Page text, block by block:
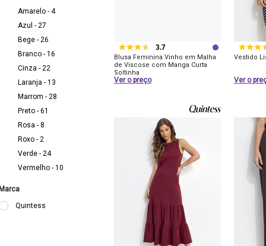
Amarelo - 4
Azul - 27
Bege - 26
Branco - 16
Cinza - 22
Laranja - 13
Marrom - 28
Preto - 61
Rosa - 8
Roxo - 2
Verde - 24
Vermelho - 10
Quintess
3.7
Blusa Feminina Vinho em Malha
de Viscose com Manga Curta
Soltinha
Ver o preço
Vestido
Ver o